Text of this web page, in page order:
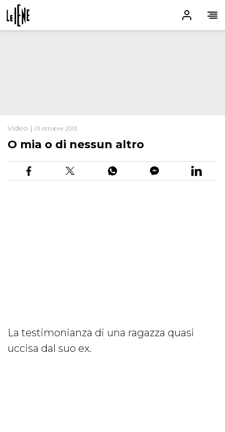
Video | 01 ottobre 2013
O mia o di nessun altro
La testimonianza di una ragazza quasi
uccisa dal suo ex.